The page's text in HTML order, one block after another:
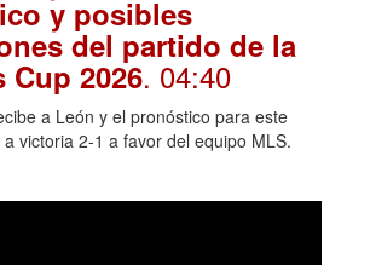
y posibles
del partido de la
Cup 2026. 04:40
a León y el pronóstico para este
victoria 2-1 a favor del equipo MLS.